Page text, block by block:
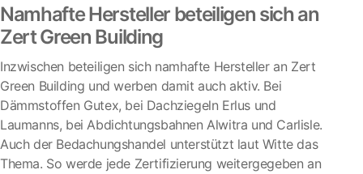
Namhafte Hersteller beteiligen sich an
Zert Green Building
Inzwischen beteiligen sich namhafte Hersteller an Zert
Green Building und werben damit auch aktiv. Bei
Dämmstoffen Gutex, bei Dachziegeln Erlus und
Laumanns, bei Abdichtungsbahnen Alwitra und Carlisle.
Auch der Bedachungshandel unterstützt laut Witte das
Thema. So werde jede Zertifizierung weitergegeben an